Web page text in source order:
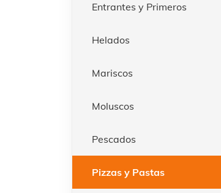
Entrantes y Primeros
Helados
Mariscos
Moluscos
Pescados
Pizzas y Pastas